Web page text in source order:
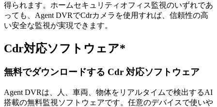
得られます。ホームセキュリティオフィス監視のいずれであ
っても、Agent DVRでCdrカメラを使用すれば、信頼性の高
い安全な監視が実現できます。
Cdr対応ソフトウェア*
無料でダウンロードする Cdr 対応ソフトウェア
Agent DVRは、人、車両、物体をリアルタイムで検出するAI
搭載の無料監視ソフトウェアです。任意のデバイスで使いや